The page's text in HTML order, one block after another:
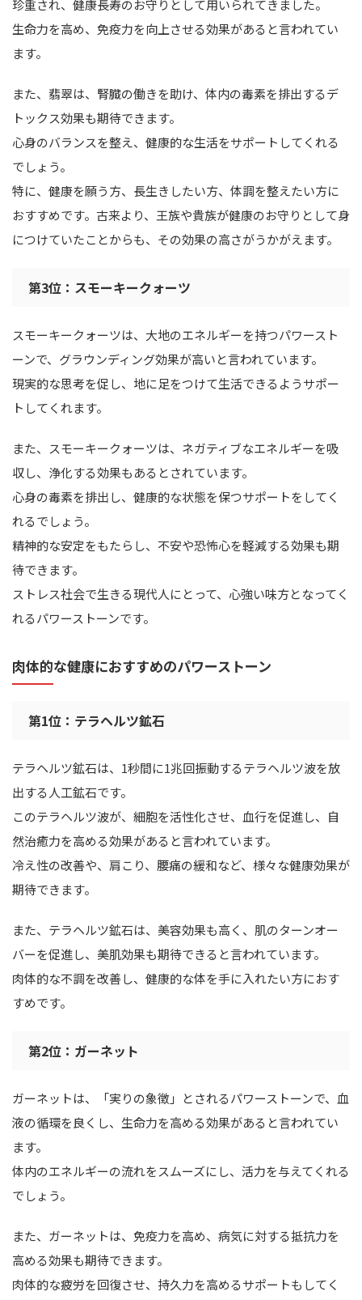
珍重され、健康長寿のお守りとして用いられてきました。
生命力を高め、免疫力を向上させる効果があると言われてい
ます。
また、翡翠は、腎臓の働きを助け、体内の毒素を排出するデ
トックス効果も期待できます。
心身のバランスを整え、健康的な生活をサポートしてくれる
でしょう。
特に、健康を願う方、長生きしたい方、体調を整えたい方に
おすすめです。古来より、王族や貴族が健康のお守りとして身
につけていたことからも、その効果の高さがうかがえます。
第3位：スモーキークォーツ
スモーキークォーツは、大地のエネルギーを持つパワースト
ーンで、グラウンディング効果が高いと言われています。
現実的な思考を促し、地に足をつけて生活できるようサポー
トしてくれます。
また、スモーキークォーツは、ネガティブなエネルギーを吸
収し、浄化する効果もあるとされています。
心身の毒素を排出し、健康的な状態を保つサポートをしてく
れるでしょう。
精神的な安定をもたらし、不安や恐怖心を軽減する効果も期
待できます。
ストレス社会で生きる現代人にとって、心強い味方となってく
れるパワーストーンです。
肉体的な健康におすすめのパワーストーン
第1位：テラヘルツ鉱石
テラヘルツ鉱石は、1秒間に1兆回振動するテラヘルツ波を放
出する人工鉱石です。
このテラヘルツ波が、細胞を活性化させ、血行を促進し、自
然治癒力を高める効果があると言われています。
冷え性の改善や、肩こり、腰痛の緩和など、様々な健康効果が
期待できます。
また、テラヘルツ鉱石は、美容効果も高く、肌のターンオー
バーを促進し、美肌効果も期待できると言われています。
肉体的な不調を改善し、健康的な体を手に入れたい方におす
すめです。
第2位：ガーネット
ガーネットは、「実りの象徴」とされるパワーストーンで、血
液の循環を良くし、生命力を高める効果があると言われてい
ます。
体内のエネルギーの流れをスムーズにし、活力を与えてくれる
でしょう。
また、ガーネットは、免疫力を高め、病気に対する抵抗力を
高める効果も期待できます。
肉体的な疲労を回復させ、持久力を高めるサポートもしてく